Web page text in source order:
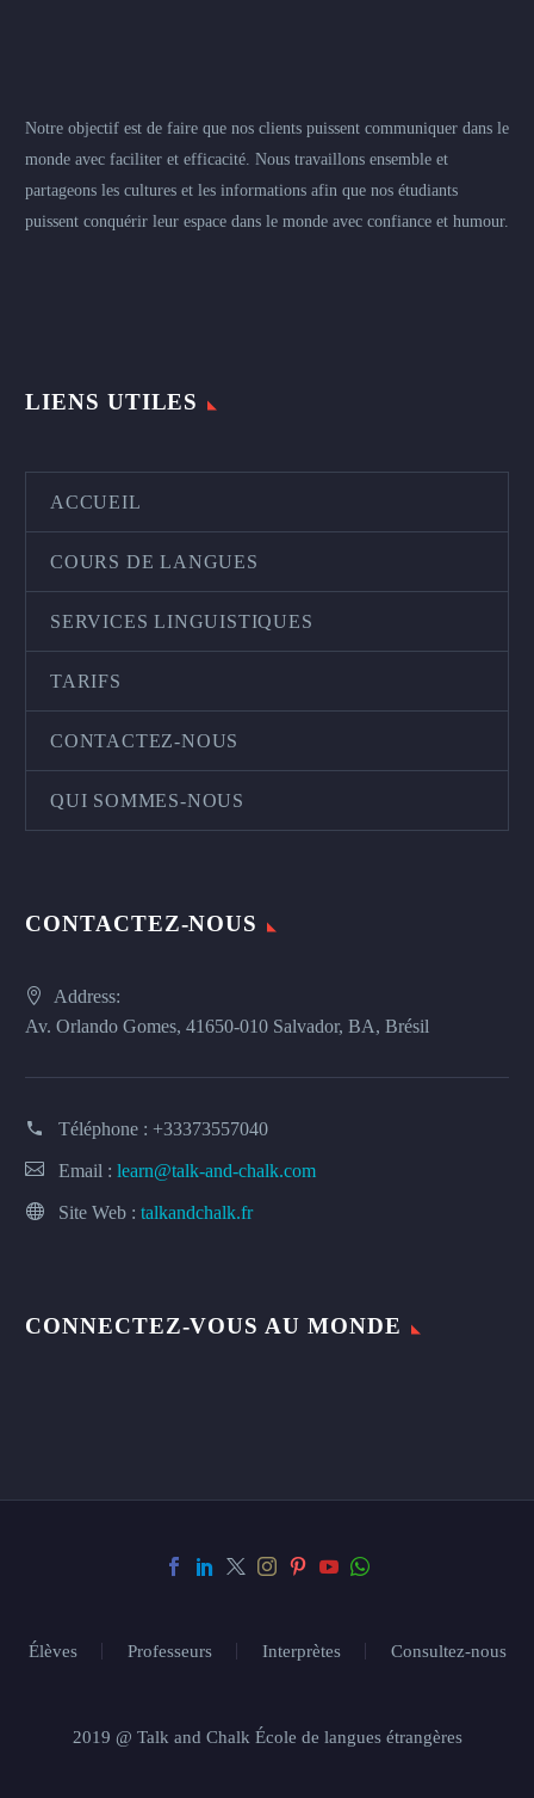
Notre objectif est de faire que nos clients puissent communiquer dans le
monde avec faciliter et efficacité. Nous travaillons ensemble et
partageons les cultures et les informations afin que nos étudiants
puissent conquérir leur espace dans le monde avec confiance et humour.
LIENS UTILES
ACCUEIL
COURS DE LANGUES
SERVICES LINGUISTIQUES
TARIFS
CONTACTEZ-NOUS
QUI SOMMES-NOUS
CONTACTEZ-NOUS
Address:
Av. Orlando Gomes, 41650-010 Salvador, BA, Brésil
Téléphone : +33373557040
Email : learn@talk-and-chalk.com
Site Web : talkandchalk.fr
CONNECTEZ-VOUS AU MONDE
Élèves Professeurs Interprètes Consultez-nous
2019 @ Talk and Chalk École de langues étrangères